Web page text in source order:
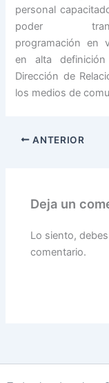
personal
poder
programación en
en alta
Dirección de
los medios de
ANTERIOR
Deja un
Lo siento,
comentario.